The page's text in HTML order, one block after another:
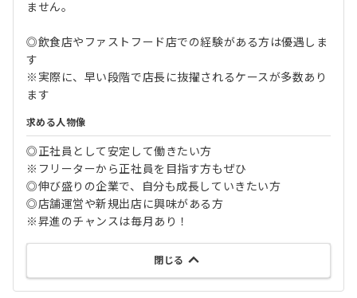
ません。
◎飲食店やファストフード店での経験がある方は優遇しま
す
※実際に、早い段階で店長に抜擢されるケースが多数あり
ます
求める人物像
◎正社員として安定して働きたい方
※フリーターから正社員を目指す方もぜひ
◎伸び盛りの企業で、自分も成長していきたい方
◎店舗運営や新規出店に興味がある方
※昇進のチャンスは毎月あり！
閉じる